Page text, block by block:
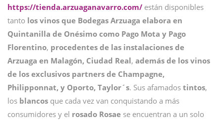
https://tienda.arzuaganavarro.com/ están disponibles
tanto los vinos que Bodegas Arzuaga elabora en
Quintanilla de Onésimo como Pago Mota y Pago
Florentino, procedentes de las instalaciones de
Arzuaga en Malagón, Ciudad Real, además de los vinos
de los exclusivos partners de Champagne,
Philipponnat, y Oporto, Taylor´s. Sus afamados tintos,
los blancos que cada vez van conquistando a más
consumidores y el rosado Rosae se encuentran a un solo